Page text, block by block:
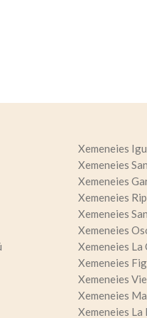
Xemeneies
Xemeneies
Xemeneies
Xemeneies
Xemeneies
Xemeneies
Xemeneies La
Xemeneies
Xemeneies
Xemeneies
Xemeneies La
web.